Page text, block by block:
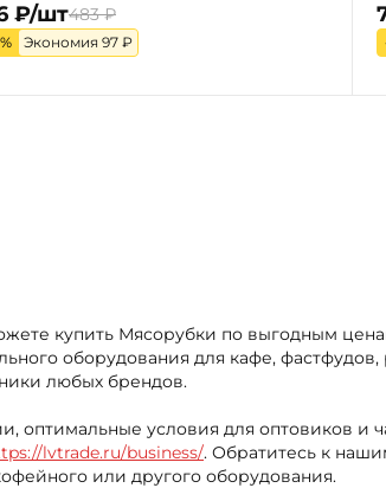
₽/шт483 ₽
Экономия 97 ₽
купить Мясорубки по выгодным
оборудования для кафе,
любых брендов.
оптимальные условия для оптовиков
lvtrade.ru/business/. Обратитесь к
или другого оборудования.